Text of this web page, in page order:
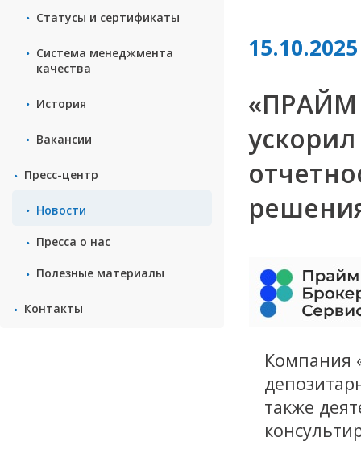
Статусы и сертификаты
Система менеджмента
качества
История
Вакансии
Пресс-центр
Новости
Пресса о нас
Полезные материалы
Контакты
15.10.2025
«ПРАЙМ
Компания
также